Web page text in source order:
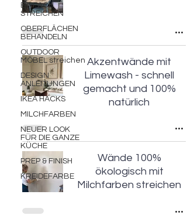
EINFACH
STREICHEN
OBERFLÄCHEN
BEHANDELN
OUTDOOR
MÖBEL streichen
DESIGN
ANLEITUNGEN
IKEA HACKS
MILCHFARBEN
NEUER LOOK
FÜR DIE GANZE
KÜCHE
PREP & FINISH
KREIDEFARBE
Akzentwände mit
Limewash - schnell
gemacht und 100%
natürlich
Wände 100%
ökologisch mit
Milchfarben streichen